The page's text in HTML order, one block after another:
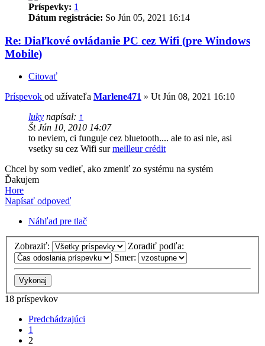
Príspevky: 1
Dátum registrácie: So Jún 05, 2021 16:14
Re: Diaľkové ovládanie PC cez Wifi (pre Windows
Mobile)
Citovať
Príspevok od užívateľa Marlene471 » Ut Jún 08, 2021 16:10
luky napísal: ↑
Št Jún 10, 2010 14:07
to neviem, ci funguje cez bluetooth.... ale to asi nie, asi
vsetky su cez Wifi surmeilleur crédit
Chcel by som vedieť, ako zmeniť zo systému na systém
Ďakujem
Hore
Napísať odpoveď
Náhľad pre tlač
Zobraziť:
Zoradiť podľa:
Smer:
18 príspevkov
Predchádzajúci
1
2